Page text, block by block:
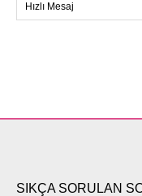
Hızlı Mesaj
SIKÇA SORULAN